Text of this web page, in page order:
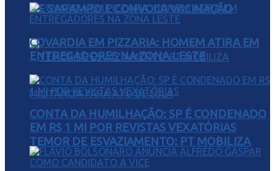
DE SARAMPO E CONVOCA VACINAÇÃO
TEMOR DE ESVAZIAMENTO: PT MOBILIZA
COVARDIA EM PIZZARIA: HOMEM ATIRA EM
ENTREGADORES NA ZONA LESTE
CONTA DA HUMILHAÇÃO: SP É CONDENADO
EM R$ 1 MI POR REVISTAS VEXATÓRIAS